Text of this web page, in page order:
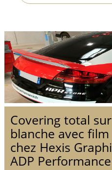
Covering total
blanche avec film
chez Hexis
ADP